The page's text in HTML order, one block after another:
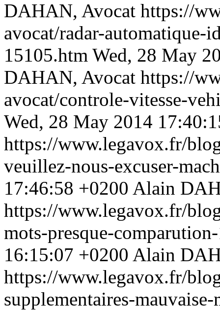
DAHAN, Avocat https://
avocat/radar-automatique-
15105.htm Wed, 28 May
DAHAN, Avocat https://
avocat/controle-vitesse-
Wed, 28 May 2014
https://www.legavox.fr/
veuillez-nous-excuser-
17:46:58 +0200 Alain
https://www.legavox.fr/
mots-presque-
16:15:07 +0200 Alain
https://www.legavox.fr/
supplementaires-